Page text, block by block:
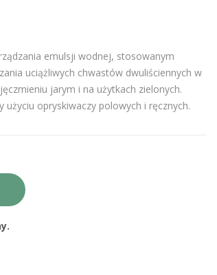
emulsji wodnej, stosowanym
uciążliwych chwastów dwuliściennych w
jarym i na użytkach zielonych.
opryskiwaczy polowych i ręcznych.